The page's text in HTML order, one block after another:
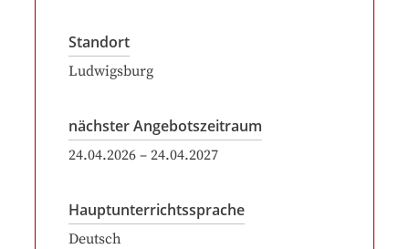
Standort
Ludwigsburg
nächster Angebotszeitraum
24.04.2026 – 24.04.2027
Hauptunterrichtssprache
Deutsch